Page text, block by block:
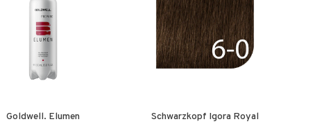
Goldwell. Elumen
Schwarzkopf Igora Royal